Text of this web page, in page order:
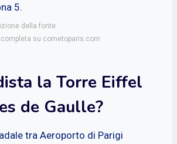
5.
della fonte
su cometoparis.com
la Torre Eiffel
de Gaulle?
tra Aeroporto di Parigi